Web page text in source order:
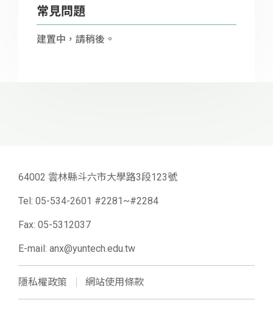
常見問題
建置中，請稍後。
64002 雲林縣斗六市大學路3段123號
Tel: 05-534-2601 #2281~#2284
Fax: 05-5312037
E-mail: anx@yuntech.edu.tw
隱私權政策 網站使用條款